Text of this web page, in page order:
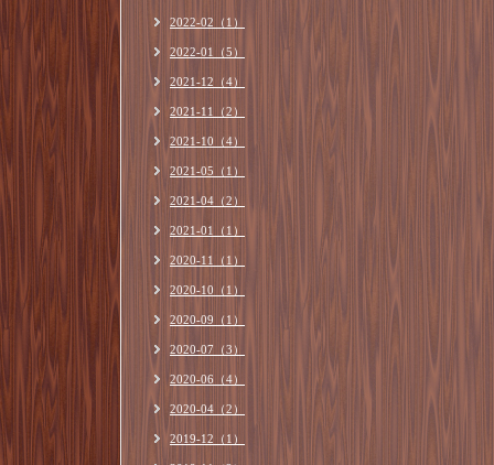
2022-02（1）
2022-01（5）
2021-12（4）
2021-11（2）
2021-10（4）
2021-05（1）
2021-04（2）
2021-01（1）
2020-11（1）
2020-10（1）
2020-09（1）
2020-07（3）
2020-06（4）
2020-04（2）
2019-12（1）